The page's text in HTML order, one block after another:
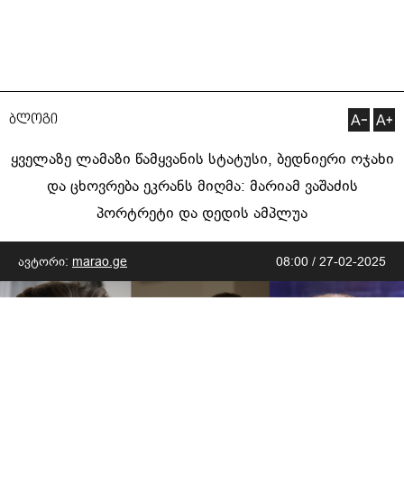
ბლოგი
ყველაზე ლამაზი წამყვანის სტატუსი, ბედნიერი ოჯახი
და ცხოვრება ეკრანს მიღმა: მარიამ ვაშაძის
პორტრეტი და დედის ამპლუა
ავტორი: marao.ge 08:00 / 27-02-2025